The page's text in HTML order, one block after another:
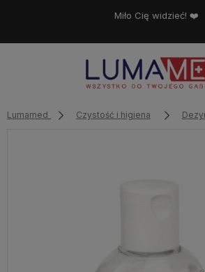
Miło Cię widzieć! ❤️
Lumamed Czystość i higiena